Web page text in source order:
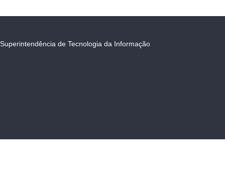
Superintendência de Tecnologia da Informação